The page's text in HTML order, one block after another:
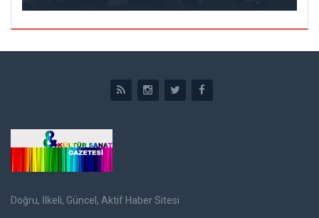
Doğru, İlkeli, Güncel, Aktif Haber Sitesi